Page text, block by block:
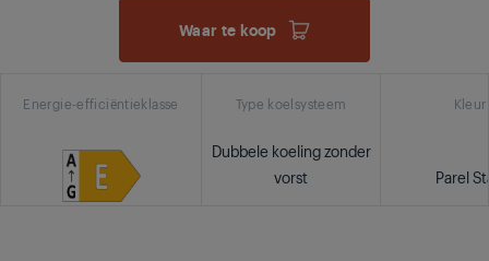
Waar te koop
Energie-efficiëntieklasse Type koelsysteem
Dubbele koeling zonder
vorst
Kleur
Parel